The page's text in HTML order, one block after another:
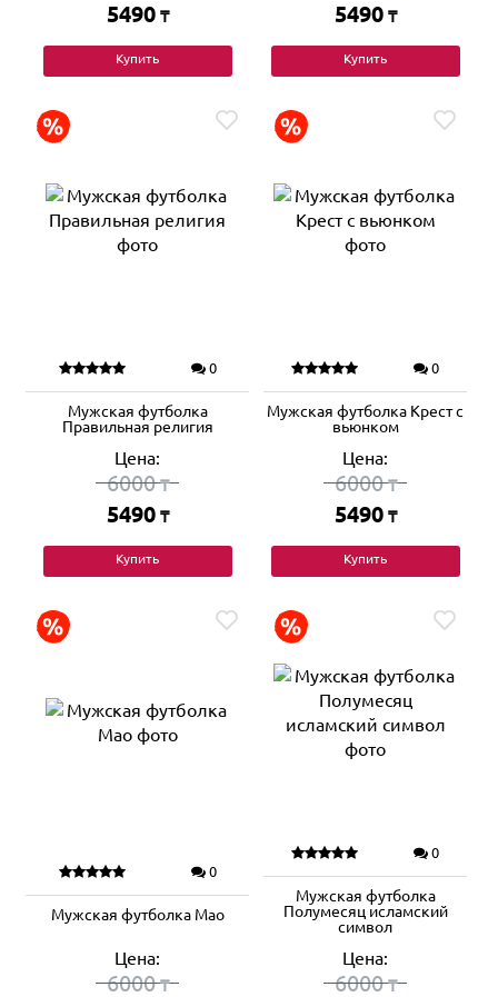
5490 ₸
Купить
5490 ₸
Купить
0
Мужская футболка
Правильная религия
Цена:
6000₸
5490 ₸
Купить
0
Мужская футболка Крест с
вьюнком
Цена:
6000₸
5490 ₸
Купить
0
Мужская футболка Мао
Цена:
6000₸
0
Мужская футболка
Полумесяц исламский
символ
Цена:
6000₸